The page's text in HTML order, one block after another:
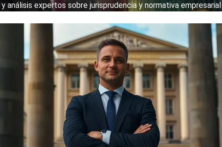
y análisis expertos sobre jurisprudencia y normativa empresarial